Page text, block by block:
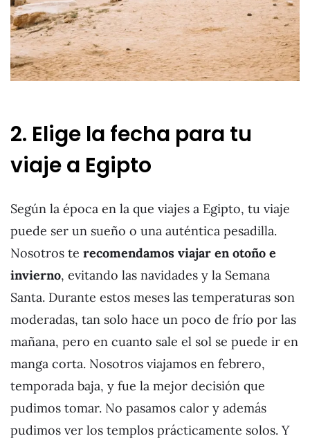
2. Elige la fecha para tu
viaje a Egipto
Según la época en la que viajes a Egipto, tu viaje
puede ser un sueño o una auténtica pesadilla.
Nosotros te recomendamos viajar en otoño e
invierno, evitando las navidades y la Semana
Santa. Durante estos meses las temperaturas son
moderadas, tan solo hace un poco de frío por las
mañana, pero en cuanto sale el sol se puede ir en
manga corta. Nosotros viajamos en febrero,
temporada baja, y fue la mejor decisión que
pudimos tomar. No pasamos calor y además
pudimos ver los templos prácticamente solos. Y